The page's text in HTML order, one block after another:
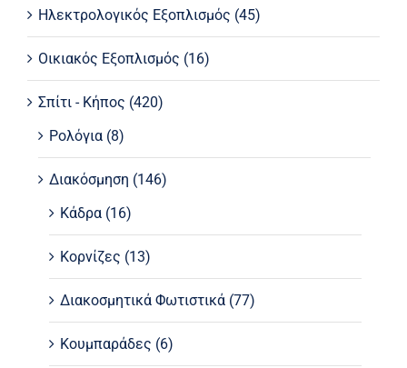
Ηλεκτρολογικός Εξοπλισμός (45)
Οικιακός Εξοπλισμός (16)
Σπίτι - Κήπος (420)
Ρολόγια (8)
Διακόσμηση (146)
Κάδρα (16)
Κορνίζες (13)
Διακοσμητικά Φωτιστικά (77)
Κουμπαράδες (6)